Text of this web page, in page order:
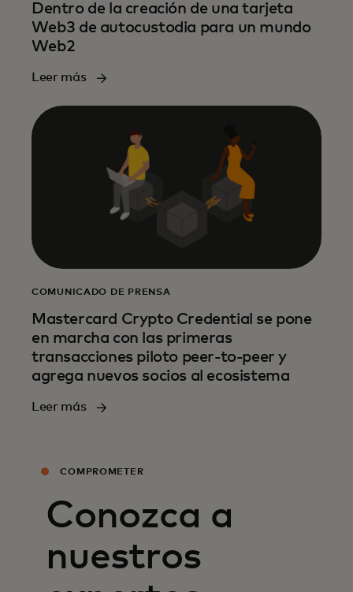
Dentro de la creación de una tarjeta
Web3 de autocustodia para un mundo
Web2
Leer más
COMUNICADO DE PRENSA
Mastercard Crypto Credential se pone
en marcha con las primeras
transacciones piloto peer-to-peer y
agrega nuevos socios al ecosistema
Leer más
COMPROMETER
Conozca a
nuestros